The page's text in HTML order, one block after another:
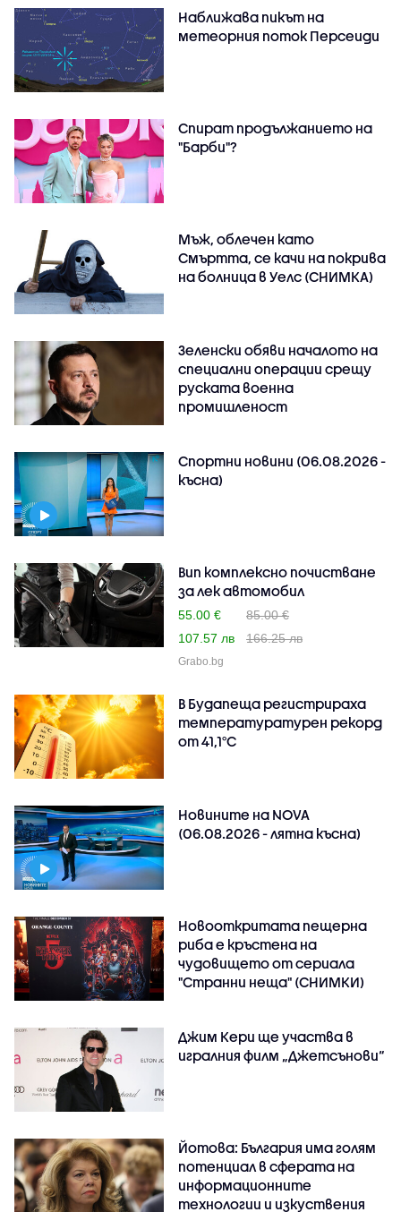
Наближава пикът на
метеорния поток Персеиди
Спират продължанието на
"Барби"?
Мъж, облечен като
Смъртта, се качи на покрива
на болница в Уелс (СНИМКА)
Зеленски обяви началото на
специални операции срещу
руската военна
промишленост
Спортни новини (06.08.2026 -
късна)
Вип комплексно почистване
за лек автомобил
55.00 €
85.00 €
107.57 лв
166.25 лв
Grabo.bg
В Будапеща регистрираха
температуратурен рекорд
от 41,1°C
Новините на NOVA
(06.08.2026 - лятна късна)
Новооткритата пещерна
риба е кръстена на
чудовището от сериала
"Странни неща" (СНИМКИ)
Джим Кери ще участва в
игралния филм „Джетсънови“
Йотова: България има голям
потенциал в сферата на
информационните
технологии и изкуствения